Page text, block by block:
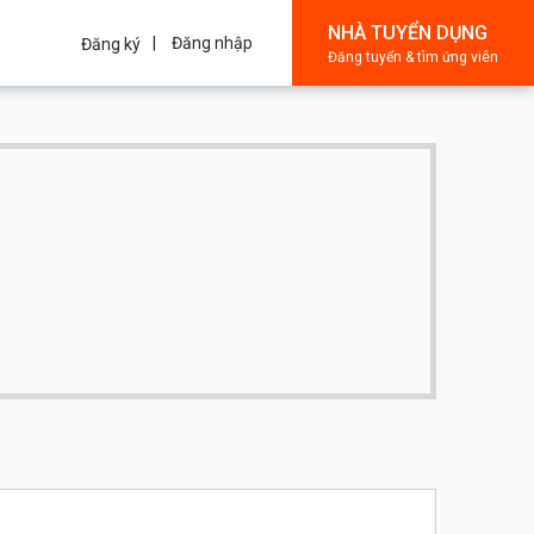
Đăng ký Đăng nhập NHÀ TUYỂN DỤNG
Đăng tuyển & tìm ứng viên